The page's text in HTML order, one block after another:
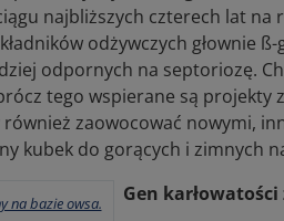
najbliższych czterech lat
odżywczych głownie
odpornych na septoriozę.
tego wspierane są
zaowocować nowymi,
kubek do gorących i zimnych
Gen